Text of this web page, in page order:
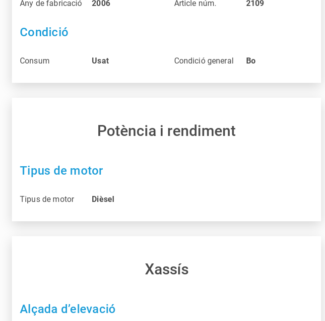
Any de fabricació 2006 Article núm. 2109
Condició
Consum Usat Condició general Bo
Potència i rendiment
Tipus de motor
Tipus de motor Dièsel
Xassís
Alçada d’elevació